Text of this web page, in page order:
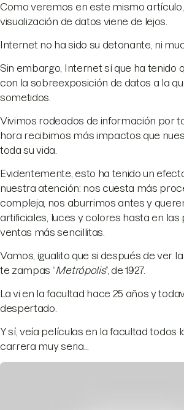
Como veremos en este mismo
visualización de datos viene de lejos.
Internet no ha sido su detonante, ni
Sin embargo, Internet sí que ha tenido
con la sobreexposición de datos a la
sometidos.
Vivimos rodeados de información por
hora recibimos más impactos que
toda su vida.
Evidentemente, esto ha tenido un
nuestra atención: nos cuesta más
compleja, nos aburrimos antes y
artificiales, luces y colores hasta en
ventas más sencillitas.
Vamos, igualito que si después de ver
te zampas “Metrópolis”, de 1927.
La vi en la facultad hace 25 años y
despertado.
Y sí, veía películas en la facultad todos
carrera muy seria...